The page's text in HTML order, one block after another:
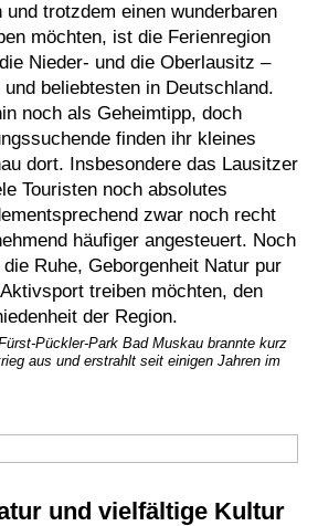
und trotzdem einen wunderbaren
möchten, ist die Ferienregion
Nieder- und die Oberlausitz –
beliebtesten in Deutschland.
noch als Geheimtipp, doch
finden ihr kleines
dort. Insbesondere das Lausitzer
Touristen noch absolutes
zwar noch recht
häufiger angesteuert. Noch
Ruhe, Geborgenheit Natur pur
treiben möchten, den
der Region.
Pückler-Park Bad Muskau brannte kurz
aus und erstrahlt seit einigen Jahren im
und vielfältige Kultur